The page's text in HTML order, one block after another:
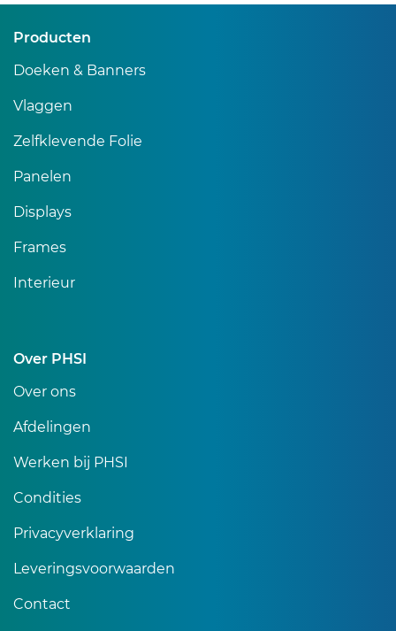
Producten
Doeken & Banners
Vlaggen
Zelfklevende Folie
Panelen
Displays
Frames
Interieur
Over PHSI
Over ons
Afdelingen
Werken bij PHSI
Condities
Privacyverklaring
Leveringsvoorwaarden
Contact